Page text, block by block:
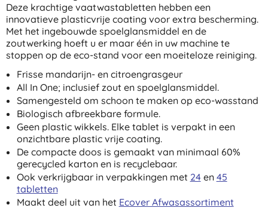
Deze krachtige vaatwastabletten hebben een
innovatieve plasticvrije coating voor extra bescherming.
Met het ingebouwde spoelglansmiddel en de
zoutwerking hoeft u er maar één in uw machine te
stoppen op de eco-stand voor een moeiteloze reiniging.
Frisse mandarijn- en citroengrasgeur
All In One; inclusief zout en spoelglansmiddel.
Samengesteld om schoon te maken op eco-wasstand
Biologisch afbreekbare formule.
Geen plastic wikkels. Elke tablet is verpakt in een
onzichtbare plastic vrije coating.
De compacte doos is gemaakt van minimaal 60%
gerecycled karton en is recyclebaar.
Ook verkrijgbaar in verpakkingen met 24en 45
tabletten
Maakt deel uit van het Ecover Afwasassortiment